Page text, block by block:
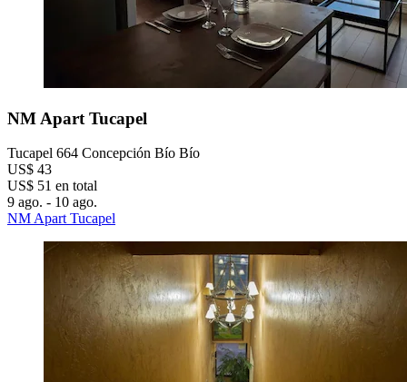
NM Apart Tucapel
Tucapel 664 Concepción Bío Bío
US$ 43
US$ 51 en total
9 ago. - 10 ago.
NM Apart Tucapel